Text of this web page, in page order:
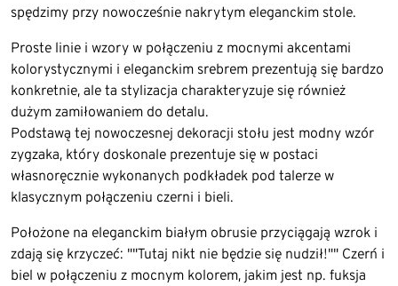
spędzimy przy nowocześnie nakrytym eleganckim stole.
Proste linie i wzory w połączeniu z mocnymi akcentami
kolorystycznymi i eleganckim srebrem prezentują się bardzo
konkretnie, ale ta stylizacja charakteryzuje się również
dużym zamiłowaniem do detalu.
Podstawą tej nowoczesnej dekoracji stołu jest modny wzór
zygzaka, który doskonale prezentuje się w postaci
własnoręcznie wykonanych podkładek pod talerze w
klasycznym połączeniu czerni i bieli.
Położone na eleganckim białym obrusie przyciągają wzrok i
zdają się krzyczeć: ""Tutaj nikt nie będzie się nudził!"" Czerń i
biel w połączeniu z mocnym kolorem, jakim jest np. fuksja